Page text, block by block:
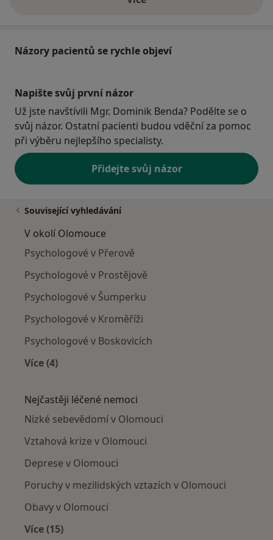
o adrese
Názory pacientů se rychle objeví
Napište svůj první názor
Už jste navštívili Mgr. Dominik Benda? Podělte se o
svůj názor. Ostatní pacienti budou vděční za pomoc
při výběru nejlepšího specialisty.
Přidejte svůj názor
Související vyhledávání
V okolí Olomouce
Psychologové v Přerově
Psychologové v Prostějově
Psychologové v Šumperku
Psychologové v Kroměříži
Psychologové v Boskovicích
Více (4)
Nejčastěji léčené nemoci
Nízké sebevědomí v Olomouci
Vztahová krize v Olomouci
Deprese v Olomouci
Poruchy v mezilidských vztazích v Olomouci
Obavy v Olomouci
Více (15)